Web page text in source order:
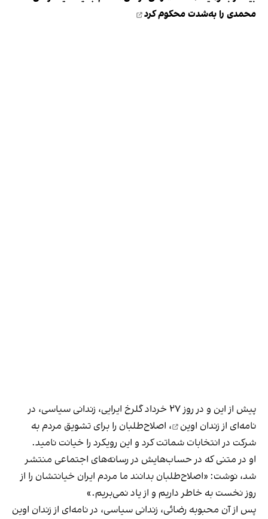
محمدی را به‌شدت محکوم کرد
پیش از این و در روز ۲۷ خرداد گلرخ ایرایی، زندانی سیاسی، در
نامه‌ای از زندان اوین
، اصلاح‌طلبان را برای تشویق مردم به
شرکت در انتخابات شماتت کرد و این رویکرد را خیانت نامید.
او در متنی که در حساب‌هایش در رسانه‌های اجتماعی منتشر
شد، نوشت: «اصلاح‌طلبان بدانند ما مردم ایران خیانتشان را از
روز نخست به خاطر داریم و از یاد نمی‌بریم.»
پس از آن محبوبه رضائی، زندانی سیاسی،‌ درنامه‌ای از زندان اوین